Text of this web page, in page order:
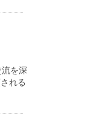
を深
れる